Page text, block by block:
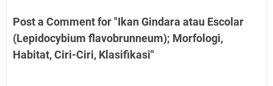
Post a Comment for "Ikan Gindara atau Escolar
(Lepidocybium flavobrunneum); Morfologi,
Habitat, Ciri-Ciri, Klasifikasi"